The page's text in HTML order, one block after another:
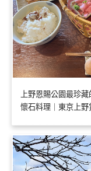
上野恩賜公園最珍
懷石料理｜東京上